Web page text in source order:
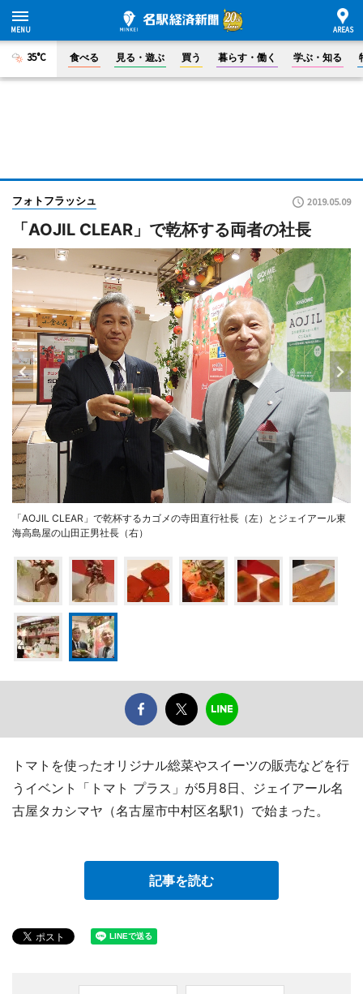
35°C 食べる 見る・遊ぶ 買う 暮らす・働く 学ぶ・知る
フォトフラッシュ 2019.05.09
「AOJIL CLEAR」で乾杯する両者の社長
「AOJIL CLEAR」で乾杯するカゴメの寺田直行社長（左）とジェイアール東
海高島屋の山田正男社長（右）
トマトを使ったオリジナル総菜やスイーツの販売などを行
うイベント「トマト プラス」が5月8日、ジェイアール名
古屋タカシマヤ（名古屋市中村区名駅1）で始まった。
記事を読む